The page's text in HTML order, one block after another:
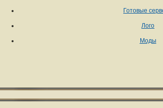
Готовые
Лого
Моды